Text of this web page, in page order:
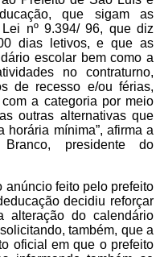
que sigam as
nº 9.394/ 96, que diz
dias letivos, e que as
escolar bem como a
no contraturno,
de recesso e/ou férias,
a categoria por meio
outras alternativas que
horária mínima”, afirma a
presidente do
anúncio feito pelo prefeito
decidiu reforçar
do calendário
também, que a
oficial em que o prefeito